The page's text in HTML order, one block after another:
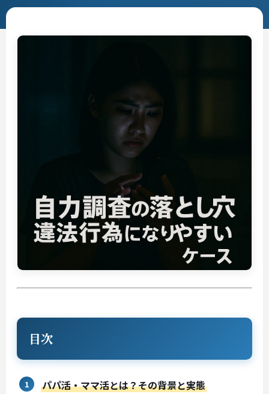
目次
パパ活・ママ活とは？その背景と実態